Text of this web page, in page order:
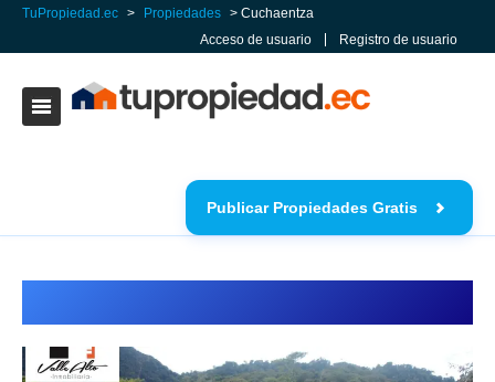
TuPropiedad.ec > Propiedades > Cuchaentza
Acceso de usuario
Registro de usuario
Publicar Propiedades Gratis